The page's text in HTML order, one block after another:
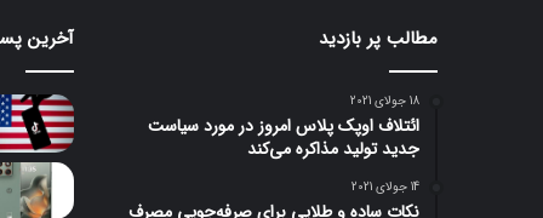
مطالب پر بازدید
18 جولای 2021
ائتلاف اوپک پلاس امروز در مورد سیاست
جدید تولید مذاکره می‌کند
14 جولای 2021
نکات ساده و طلایی برای صرفه‌جویی مصرف
آخرین